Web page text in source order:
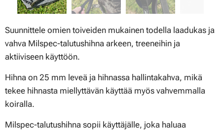
Suunnittele omien toiveiden mukainen todella laadukas ja
vahva Milspec-talutushihna arkeen, treeneihin ja
aktiiviseen käyttöön.
Hihna on 25 mm leveä ja hihnassa hallintakahva, mikä
tekee hihnasta miellyttävän käyttää myös vahvemmalla
koiralla.
Milspec-talutushihna sopii käyttäjälle, joka haluaa